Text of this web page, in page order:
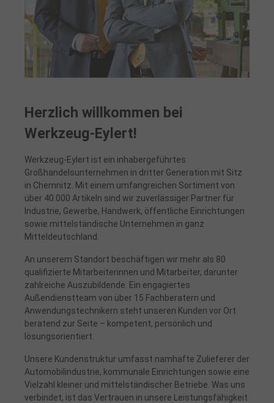
Herzlich willkommen bei
Werkzeug-Eylert!
Werkzeug-Eylert ist ein inhabergeführtes
Großhandelsunternehmen in dritter Generation mit Sitz
in Chemnitz. Mit einem umfangreichen Sortiment von
über 40.000 Artikeln sind wir zuverlässiger Partner für
Industrie, Gewerbe, Handwerk, öffentliche Einrichtungen
sowie mittelständische Unternehmen in ganz
Mitteldeutschland.
An unserem Standort beschäftigen wir mehr als 80
qualifizierte Mitarbeiterinnen und Mitarbeiter, darunter
zahlreiche Auszubildende. Ein engagiertes
Außendienstteam von über 15 Fachberatern und
Anwendungstechnikern steht unseren Kunden vor Ort
beratend zur Seite – kompetent, persönlich und
lösungsorientiert.
Unsere Kundenstruktur umfasst namhafte Zulieferer der
Automobilindustrie, kommunale Einrichtungen sowie eine
Vielzahl kleiner und mittelständischer Betriebe. Was uns
verbindet, ist das Vertrauen in unsere Leistungsfähigkeit